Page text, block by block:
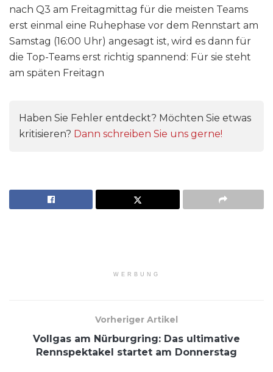
nach Q3 am Freitagmittag für die meisten Teams
erst einmal eine Ruhephase vor dem Rennstart am
Samstag (16:00 Uhr) angesagt ist, wird es dann für
die Top-Teams erst richtig spannend: Für sie steht
am späten Freitagn
Haben Sie Fehler entdeckt? Möchten Sie etwas
kritisieren? Dann schreiben Sie uns gerne!
WERBUNG
Vorheriger Artikel
Vollgas am Nürburgring: Das ultimative
Rennspektakel startet am Donnerstag